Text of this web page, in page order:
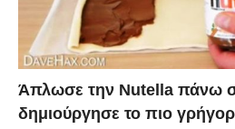
Άπλωσε την Nutella πάνω
δημιούργησε το πιο